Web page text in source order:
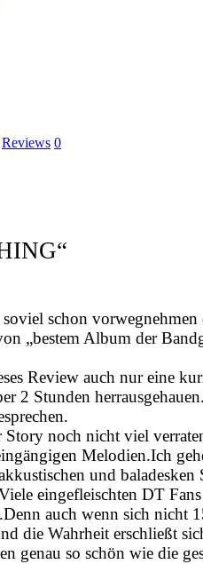
Reviews 0
schon
„bestem Album der
Review auch nur eine
2 Stunden
noch nicht viel
Melodien.Ich
und
eingefleischten DT
auch wenn sich
die Wahrheit erschließt
genau so schön wie die